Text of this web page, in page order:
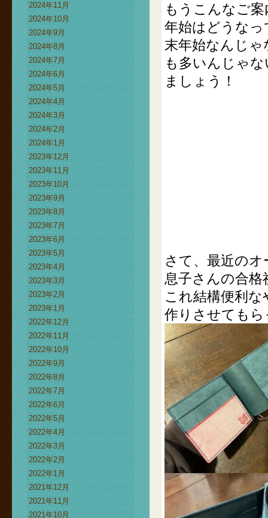
2024年11月
2024年10月
2024年9月
2024年8月
2024年7月
2024年6月
2024年5月
2024年4月
2024年3月
2024年2月
2024年1月
2023年12月
2023年11月
2023年10月
2023年9月
2023年8月
2023年7月
2023年6月
2023年5月
2023年4月
2023年3月
2023年2月
2023年1月
2022年12月
2022年11月
2022年10月
2022年9月
2022年8月
2022年7月
2022年6月
2022年5月
2022年4月
2022年3月
2022年2月
2022年1月
2021年12月
2021年11月
2021年10月
もうこんなご
年始はどうな
末年始なんじ
も多いんじゃ
ましょう！
さて、最近の
息子さんの合
これ結構便利
作りさせても